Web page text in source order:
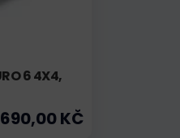
6 4X4,
KČ